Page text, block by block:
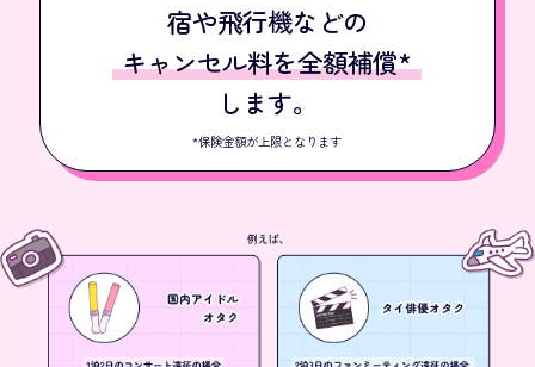
宿や飛行機などの
キャンセル料を全額補償*
します。
*保険金額が上限となります